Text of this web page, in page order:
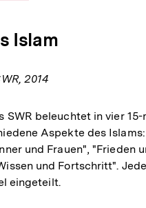
Islam
2014
SWR beleuchtet in vier
Aspekte des
und Frauen", "Frieden
und Fortschritt".
eingeteilt.